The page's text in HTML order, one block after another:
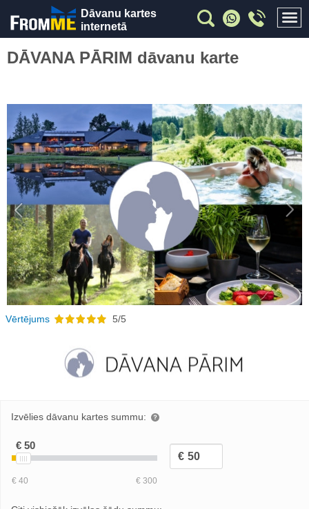
Dāvanu kartes
internetā
DĀVANA PĀRIM dāvanu karte
Previous
Vērtējums 5/5
Izvēlies dāvanu kartes summu: